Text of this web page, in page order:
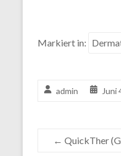
Markiert in:
admin Juni
← QuickTher